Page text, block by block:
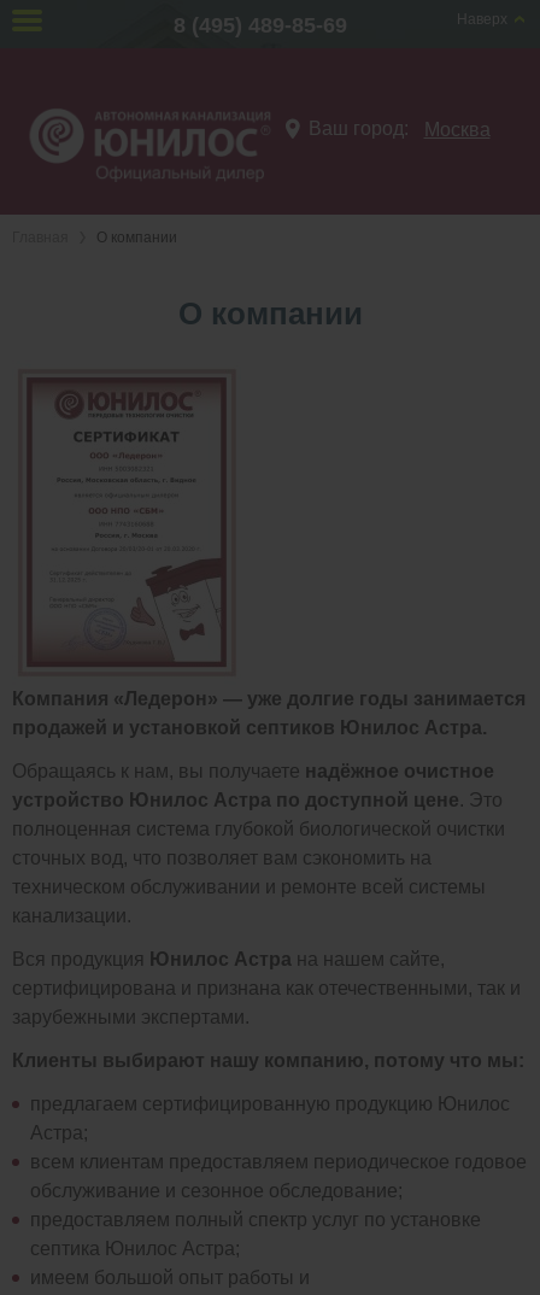
Ваш город: Москва
О компании
О компании
Компания «Ледерон» — уже долгие годы занимается
продажей и установкой септиков Юнилос Астра.
Обращаясь к нам, вы получаете надёжное очистное
устройство Юнилос Астра по доступной цене. Это
полноценная система глубокой биологической очистки
сточных вод, что позволяет вам сэкономить на
техническом обслуживании и ремонте всей системы
канализации.
Вся продукция Юнилос Астра на нашем сайте,
сертифицирована и признана как отечественными, так и
зарубежными экспертами.
Клиенты выбирают нашу компанию, потому что мы:
предлагаем сертифицированную продукцию Юнилос
Астра;
всем клиентам предоставляем периодическое годовое
обслуживание и сезонное обследование;
предоставляем полный спектр услуг по установке
септика Юнилос Астра;
имеем большой опыт работы и
Наверх
8 (495) 489-85-69